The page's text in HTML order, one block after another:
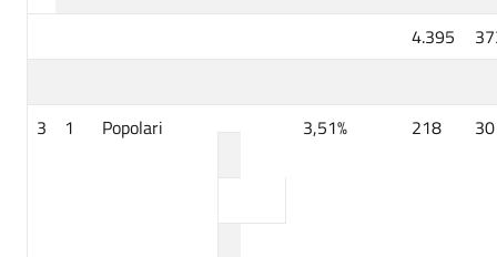
4.395
3 1 Popolari 3,51% 218 30